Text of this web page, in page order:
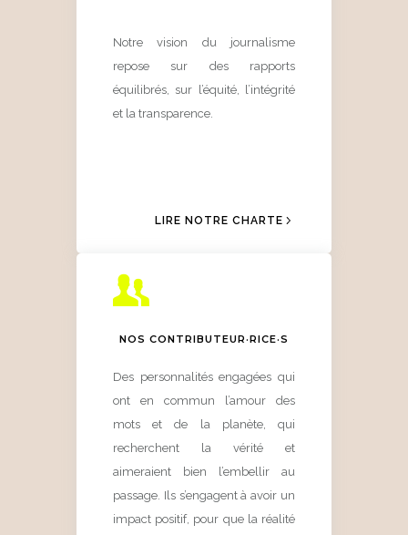
Notre vision du journalisme
repose sur des rapports
équilibrés, sur l’équité, l’intégrité
et la transparence.
LIRE NOTRE CHARTE
NOS CONTRIBUTEUR·RICE·S
Des personnalités engagées qui
ont en commun l’amour des
mots et de la planète, qui
recherchent la vérité et
aimeraient bien l’embellir au
passage. Ils s’engagent à avoir un
impact positif, pour que la réalité